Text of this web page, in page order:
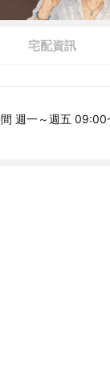
宅配資訊
週一～週五